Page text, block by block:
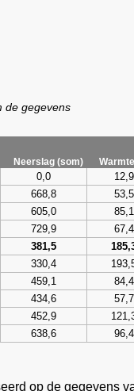
de gegevens
Neerslag (som)
0,0 12,9
668,8 53,5
605,0 85,1
729,9 67,4
381,5
330,4
459,1 84,4
434,6 57,7
452,9
638,6 96,4
op de gegevens